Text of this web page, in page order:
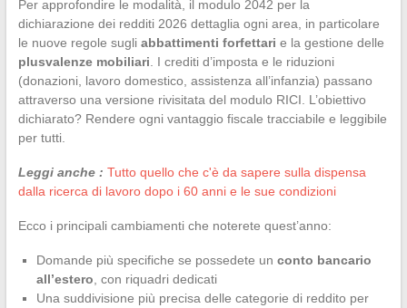
Per approfondire le modalità, il modulo 2042 per la
dichiarazione dei redditi 2026 dettaglia ogni area, in particolare
le nuove regole sugli abbattimenti forfettari e la gestione delle
plusvalenze mobiliari . I crediti d’imposta e le riduzioni
(donazioni, lavoro domestico, assistenza all’infanzia) passano
attraverso una versione rivisitata del modulo RICI. L’obiettivo
dichiarato? Rendere ogni vantaggio fiscale tracciabile e leggibile
per tutti.
Leggi anche : Tutto quello che c'è da sapere sulla dispensa
dalla ricerca di lavoro dopo i 60 anni e le sue condizioni
Ecco i principali cambiamenti che noterete quest’anno:
Domande più specifiche se possedete un conto bancario
all’estero , con riquadri dedicati
Una suddivisione più precisa delle categorie di reddito per